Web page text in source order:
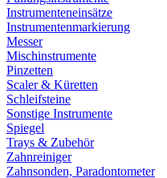
Instrumenteneinsätze
Instrumentenmarkierung
Messer
Mischinstrumente
Pinzetten
Scaler & Küretten
Schleifsteine
Sonstige Instrumente
Spiegel
Trays & Zubehör
Zahnreiniger
Zahnsonden, Paradontometer